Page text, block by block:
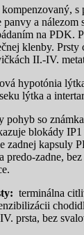
kompenzovaný, s
panvy a nálezom
na PDK.
klenby. Prsty
II.-IV.
hypotónia
lýtka a
pohyb so
blokády
zadnej kapsuly
predo-zadne,
terminálna
prsta, bez